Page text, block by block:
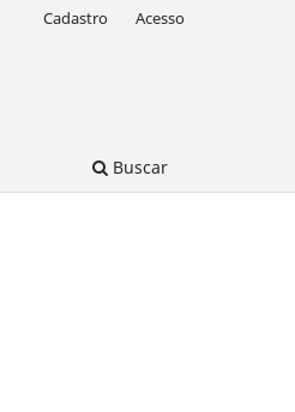
Buscar
Cadastro Acesso